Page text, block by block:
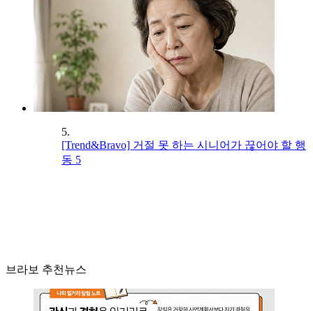
5.
[Trend&Bravo] 거절 못 하는 시니어가 끊어야 할 행
동 5
브라보 추천뉴스